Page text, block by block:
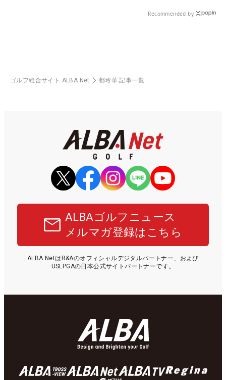
Recommended by
ゴルフ総合サイト ALBA Net 都玲華 記事一覧
ALBAゴルフニュース
メルマガ登録はこちら
ALBA NetはR&Aのオフィシャルデジタルパートナー、および
USLPGAの日本公式サイトパートナーです。